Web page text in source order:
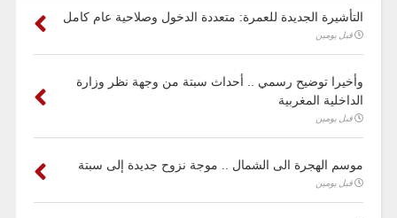
التأشيرة الجديدة للعمرة: متعددة الدخول وصلاحية عام كامل
قبل يومين
وأخيرا توضيح رسمي .. أحداث سبتة من وجهة نظر وزارة
الداخلية المغربية
قبل يومين
موسم الهجرة الى الشمال .. موجة نزوح جديدة إلى سبتة
قبل يومين